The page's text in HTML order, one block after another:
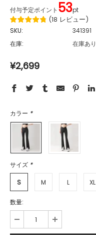
付与予定ポイント 53pt
(18 レビュー)
SKU:
341391
在庫:
在庫あり
¥2,699
カラー *
サイズ *
S M L XL
数量: